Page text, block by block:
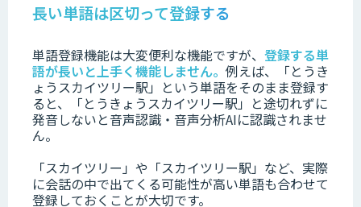
長い単語は区切って登録する
単語登録機能は大変便利な機能ですが、 登録する単
語が長いと上手く機能しません。 例えば、「とうき
ょうスカイツリー駅」という単語をそのまま登録す
ると、「とうきょうスカイツリー駅」と途切れずに
発音しないと音声認識・音声分析AIに認識されませ
ん。
「スカイツリー」や「スカイツリー駅」など、実際
に会話の中で出てくる可能性が高い単語も合わせて
登録しておくことが大切です。